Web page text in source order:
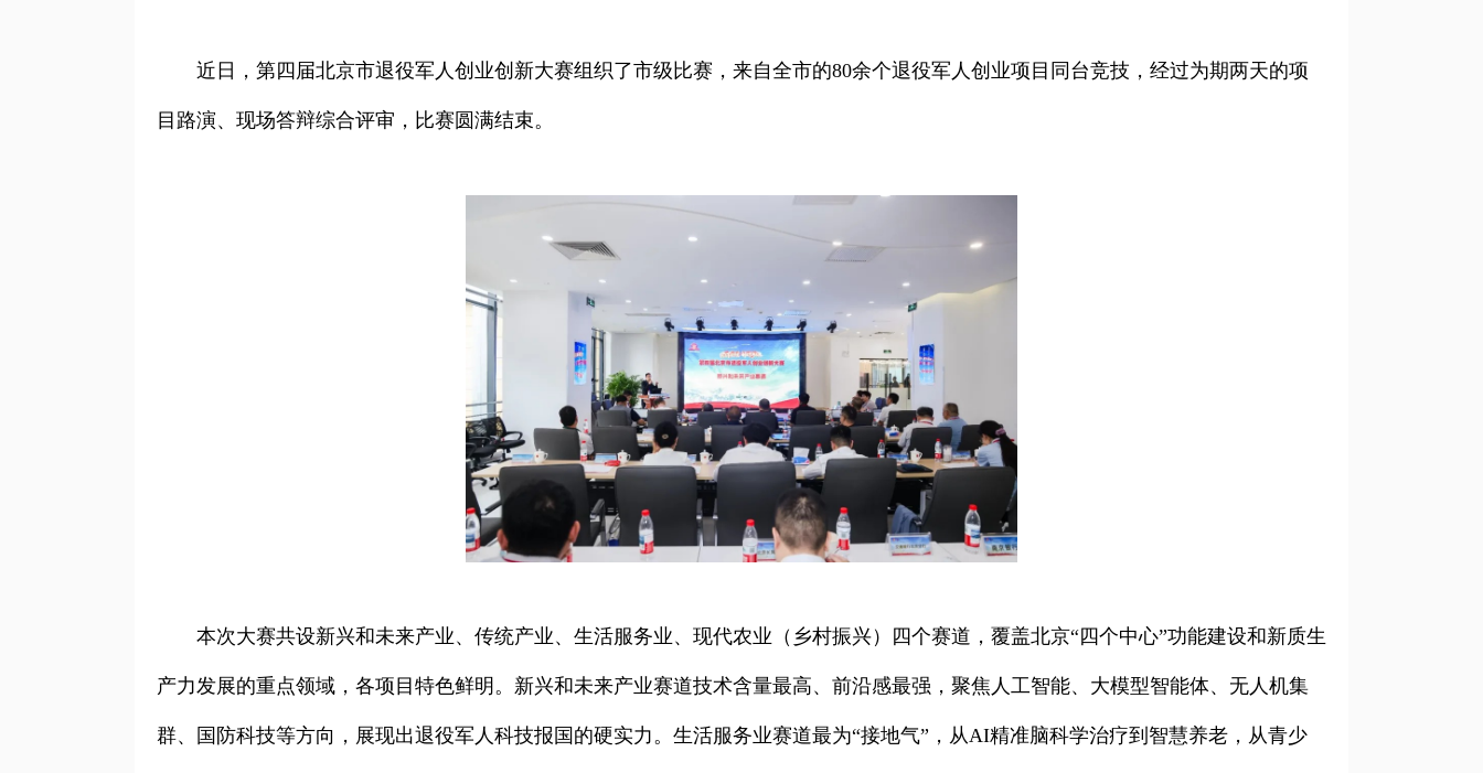
近日，第四届北京市退役军人创业创新大赛组织了市级比赛，来自全市的80余个退役军人创业项目同台竞技，经过为期两天的项
目路演、现场答辩综合评审，比赛圆满结束。
本次大赛共设新兴和未来产业、传统产业、生活服务业、现代农业（乡村振兴）四个赛道，覆盖北京“四个中心”功能建设和新质生
产力发展的重点领域，各项目特色鲜明。新兴和未来产业赛道技术含量最高、前沿感最强，聚焦人工智能、大模型智能体、无人机集
群、国防科技等方向，展现出退役军人科技报国的硬实力。生活服务业赛道最为“接地气”，从AI精准脑科学治疗到智慧养老，从青少